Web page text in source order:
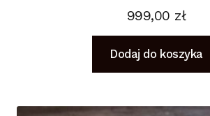
999,00 zł
Dodaj do koszyka